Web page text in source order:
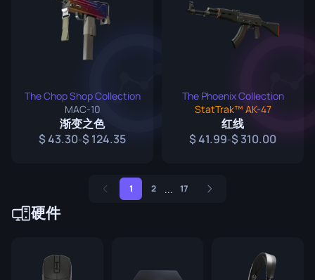
The Chop Shop Collection
MAC-10
渐变之色
43.30- 124.35
The Phoenix Collection
StatTrak™ AK-47
红线
41.99- 310.00
1 2 ... 17
硬件